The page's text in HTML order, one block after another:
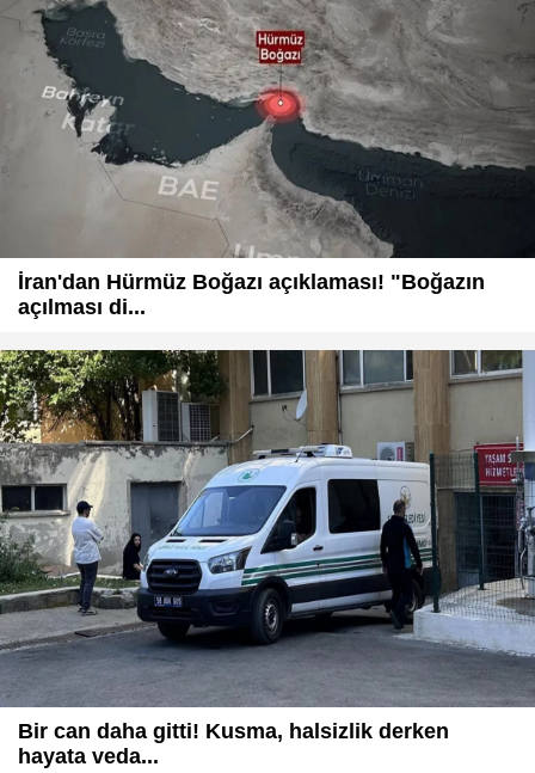
İran'dan Hürmüz Boğazı açıklaması! "Boğazın
açılması di...
Bir can daha gitti! Kusma, halsizlik derken
hayata veda...